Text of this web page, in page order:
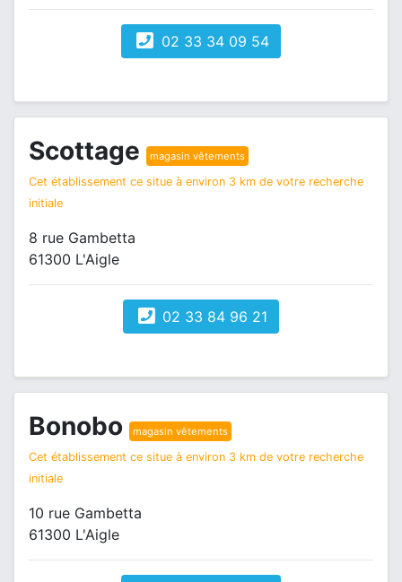
02 33 34 09 54
Scottage magasin vêtements
Cet établissement ce situe à environ 3 km de votre recherche
initiale
8 rue Gambetta
61300 L'Aigle
02 33 84 96 21
Bonobo magasin vêtements
Cet établissement ce situe à environ 3 km de votre recherche
initiale
10 rue Gambetta
61300 L'Aigle